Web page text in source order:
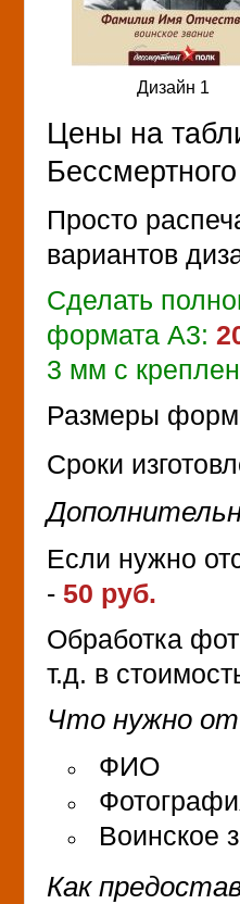
Дизайн 1
Цены на
Просто
вариантов
Сделать
формата А3:
3 мм с
Размеры
Сроки
Если нужно
- 50 руб.
Обработка
т.д. в
Что нужно
ФИО
Воинское
Как